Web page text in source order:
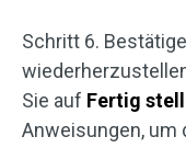
Schritt 6.
Sie auf Fertig
Anweisungen, um